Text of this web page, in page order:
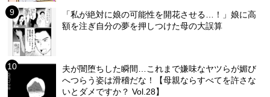
「私が絶対に娘の可能性を開花させる…！」娘に高
額を注ぎ自分の夢を押しつけた母の大誤算
夫が闇堕ちした瞬間…これまで嫌味なヤツらが媚び
へつらう姿は滑稽だな！【母親ならすべてを許さな
いとダメですか？ Vol.28】